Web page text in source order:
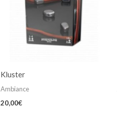
Kluster
Ambiance
20,00€